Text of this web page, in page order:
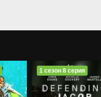
1 сезон 8 серия